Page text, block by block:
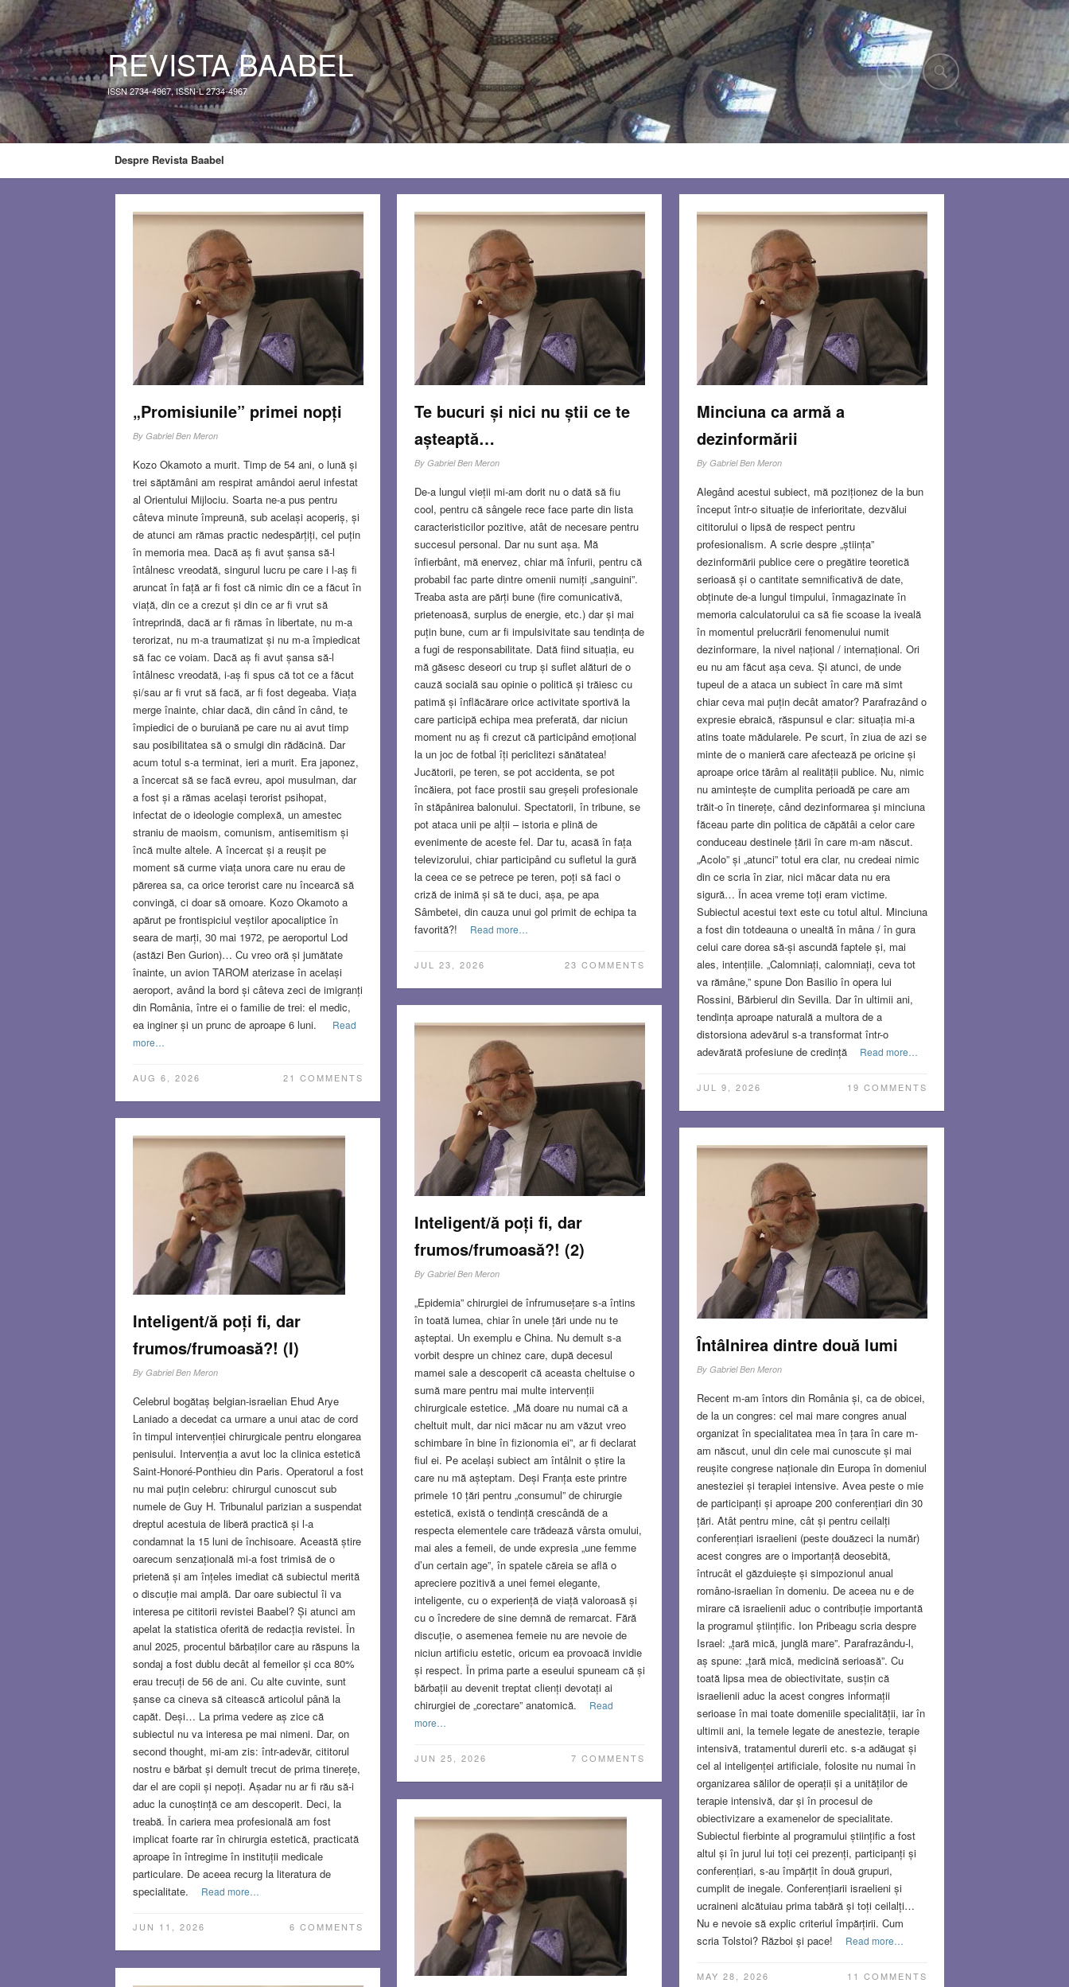
REVISTA BAABEL
ISSN 2734-4967, ISSN-L 2734-4967
Despre Revista Baabel
„Promisiunile” primei nopți
By Gabriel Ben Meron
Kozo Okamoto a murit. Timp de 54 ani, o lună și
trei săptămâni am respirat amândoi aerul infestat
al Orientului Mijlociu. Soarta ne-a pus pentru
câteva minute împreună, sub același acoperiș, și
de atunci am rămas practic nedespărțiți, cel puțin
în memoria mea. Dacă aș fi avut șansa să-l
întâlnesc vreodată, singurul lucru pe care i l-aș fi
aruncat în față ar fi fost că nimic din ce a făcut în
viață, din ce a crezut și din ce ar fi vrut să
întreprindă, dacă ar fi rămas în libertate, nu m-a
terorizat, nu m-a traumatizat și nu m-a împiedicat
să fac ce voiam. Dacă aș fi avut șansa să-l
întâlnesc vreodată, i-aș fi spus că tot ce a făcut
și/sau ar fi vrut să facă, ar fi fost degeaba. Viața
merge înainte, chiar dacă, din când în când, te
împiedici de o buruiană pe care nu ai avut timp
sau posibilitatea să o smulgi din rădăcină. Dar
acum totul s-a terminat, ieri a murit. Era japonez,
a încercat să se facă evreu, apoi musulman, dar
a fost și a rămas același terorist psihopat,
infectat de o ideologie complexă, un amestec
straniu de maoism, comunism, antisemitism și
încă multe altele. A încercat și a reușit pe
moment să curme viața unora care nu erau de
părerea sa, ca orice terorist care nu încearcă să
convingă, ci doar să omoare. Kozo Okamoto a
apărut pe frontispiciul veștilor apocaliptice în
seara de marți, 30 mai 1972, pe aeroportul Lod
(astăzi Ben Gurion)… Cu vreo oră și jumătate
înainte, un avion TAROM aterizase în același
aeroport, având la bord și câteva zeci de imigranți
din România, între ei o familie de trei: el medic,
ea inginer și un prunc de aproape 6 luni.
Read
more…
AUG 6, 2026 21 COMMENTS
Te bucuri și nici nu știi ce te
așteaptă…
By Gabriel Ben Meron
De-a lungul vieții mi-am dorit nu o dată să fiu
cool, pentru că sângele rece face parte din lista
caracteristicilor pozitive, atât de necesare pentru
succesul personal. Dar nu sunt așa. Mă
înfierbânt, mă enervez, chiar mă înfurii, pentru că
probabil fac parte dintre omenii numiți „sanguini”.
Treaba asta are părți bune (fire comunicativă,
prietenoasă, surplus de energie, etc.) dar și mai
puțin bune, cum ar fi impulsivitate sau tendința de
a fugi de responsabilitate. Dată fiind situația, eu
mă găsesc deseori cu trup și suflet alături de o
cauză socială sau opinie o politică și trăiesc cu
patimă și înflăcărare orice activitate sportivă la
care participă echipa mea preferată, dar niciun
moment nu aș fi crezut că participând emoțional
la un joc de fotbal îți periclitezi sănătatea!
Jucătorii, pe teren, se pot accidenta, se pot
încăiera, pot face prostii sau greșeli profesionale
în stăpânirea balonului. Spectatorii, în tribune, se
pot ataca unii pe alții – istoria e plină de
evenimente de aceste fel. Dar tu, acasă în fața
televizorului, chiar participând cu sufletul la gură
la ceea ce se petrece pe teren, poți să faci o
criză de inimă și să te duci, așa, pe apa
Sâmbetei, din cauza unui gol primit de echipa ta
favorită?!
Read more…
JUL 23, 2026 23 COMMENTS
Minciuna ca armă a
dezinformării
By Gabriel Ben Meron
Alegând acestui subiect, mă poziționez de la bun
început într-o situație de inferioritate, dezvălui
cititorului o lipsă de respect pentru
profesionalism. A scrie despre „știința”
dezinformării publice cere o pregătire teoretică
serioasă și o cantitate semnificativă de date,
obținute de-a lungul timpului, înmagazinate în
memoria calculatorului ca să fie scoase la iveală
în momentul prelucrării fenomenului numit
dezinformare, la nivel național / internațional. Ori
eu nu am făcut așa ceva. Și atunci, de unde
tupeul de a ataca un subiect în care mă simt
chiar ceva mai puțin decât amator? Parafrazând o
expresie ebraică, răspunsul e clar: situația mi-a
atins toate mădularele. Pe scurt, în ziua de azi se
minte de o manieră care afectează pe oricine și
aproape orice tărâm al realității publice. Nu, nimic
nu amintește de cumplita perioadă pe care am
trăit-o în tinerețe, când dezinformarea și minciuna
făceau parte din politica de căpătâi a celor care
conduceau destinele țării în care m-am născut.
„Acolo” și „atunci” totul era clar, nu credeai nimic
din ce scria în ziar, nici măcar data nu era
sigură… În acea vreme toți eram victime.
Subiectul acestui text este cu totul altul. Minciuna
a fost din totdeauna o unealtă în mâna / în gura
celui care dorea să-și ascundă faptele și, mai
ales, intențiile. „Calomniați, calomniați, ceva tot
va rămâne,” spune Don Basilio în opera lui
Rossini, Bărbierul din Sevilla. Dar în ultimii ani,
tendința aproape naturală a multora de a
distorsiona adevărul s-a transformat într-o
adevărată profesiune de credință
Read more…
JUL 9, 2026 19 COMMENTS
Inteligent/ă poți fi, dar
frumos/frumoasă?! (2)
By Gabriel Ben Meron
„Epidemia” chirurgiei de înfrumusețare s-a întins
în toată lumea, chiar în unele țări unde nu te
așteptai. Un exemplu e China. Nu demult s-a
vorbit despre un chinez care, după decesul
mamei sale a descoperit că aceasta cheltuise o
sumă mare pentru mai multe intervenții
chirurgicale estetice. „Mă doare nu numai că a
cheltuit mult, dar nici măcar nu am văzut vreo
schimbare în bine în fizionomia ei”, ar fi declarat
fiul ei. Pe același subiect am întâlnit o știre la
care nu mă așteptam. Deși Franța este printre
primele 10 țări pentru „consumul” de chirurgie
estetică, există o tendință crescândă de a
respecta elementele care trădează vârsta omului,
mai ales a femeii, de unde expresia „une femme
d’un certain age”, în spatele căreia se află o
apreciere pozitivă a unei femei elegante,
inteligente, cu o experiență de viață valoroasă și
cu o încredere de sine demnă de remarcat. Fără
discuție, o asemenea femeie nu are nevoie de
niciun artificiu estetic, oricum ea provoacă invidie
și respect. În prima parte a eseului spuneam că și
bărbații au devenit treptat clienți devotați ai
chirurgiei de „corectare” anatomică.
Read
more…
JUN 25, 2026 7 COMMENTS
Inteligent/ă poți fi, dar
frumos/frumoasă?! (I)
By Gabriel Ben Meron
Celebrul bogătaș belgian-israelian Ehud Arye
Laniado a decedat ca urmare a unui atac de cord
în timpul intervenției chirurgicale pentru elongarea
penisului. Intervenția a avut loc la clinica estetică
Saint-Honoré-Ponthieu din Paris. Operatorul a fost
nu mai puțin celebru: chirurgul cunoscut sub
numele de Guy H. Tribunalul parizian a suspendat
dreptul acestuia de liberă practică și l-a
condamnat la 15 luni de închisoare. Această știre
oarecum senzațională mi-a fost trimisă de o
prietenă și am înțeles imediat că subiectul merită
o discuție mai amplă. Dar oare subiectul îi va
interesa pe cititorii revistei Baabel? Și atunci am
apelat la statistica oferită de redacția revistei. În
anul 2025, procentul bărbaților care au răspuns la
sondaj a fost dublu decât al femeilor și cca 80%
erau trecuți de 56 de ani. Cu alte cuvinte, sunt
șanse ca cineva să citească articolul până la
capăt. Deși… La prima vedere aș zice că
subiectul nu va interesa pe mai nimeni. Dar, on
second thought, mi-am zis: într-adevăr, cititorul
nostru e bărbat și demult trecut de prima tinerețe,
dar el are copii și nepoți. Așadar nu ar fi rău să-i
aduc la cunoștință ce am descoperit. Deci, la
treabă. În cariera mea profesională am fost
implicat foarte rar în chirurgia estetică, practicată
aproape în întregime în instituții medicale
particulare. De aceea recurg la literatura de
specialitate.
Read more…
JUN 11, 2026 6 COMMENTS
Întâlnirea dintre două lumi
By Gabriel Ben Meron
Recent m-am întors din România și, ca de obicei,
de la un congres: cel mai mare congres anual
organizat în specialitatea mea în țara în care m-
am născut, unul din cele mai cunoscute și mai
reușite congrese naționale din Europa în domeniul
anesteziei și terapiei intensive. Avea peste o mie
de participanți și aproape 200 conferențiari din 30
țări. Atât pentru mine, cât și pentru ceilalți
conferențiari israelieni (peste douăzeci la număr)
acest congres are o importanță deosebită,
întrucât el găzduiește și simpozionul anual
româno-israelian în domeniu. De aceea nu e de
mirare că israelienii aduc o contribuție importantă
la programul științific. Ion Pribeagu scria despre
Israel: „țară mică, junglă mare”. Parafrazându-l,
aș spune: „țară mică, medicină serioasă”. Cu
toată lipsa mea de obiectivitate, susțin că
israelienii aduc la acest congres informații
serioase în mai toate domeniile specialității, iar în
ultimii ani, la temele legate de anestezie, terapie
intensivă, tratamentul durerii etc. s-a adăugat și
cel al inteligenței artificiale, folosite nu numai în
organizarea sălilor de operații și a unităților de
terapie intensivă, dar și în procesul de
obiectivizare a examenelor de specialitate.
Subiectul fierbinte al programului științific a fost
altul și în jurul lui toți cei prezenți, participanți și
conferențiari, s-au împărțit în două grupuri,
cumplit de inegale. Conferențiarii israelieni și
ucraineni alcătuiau prima tabără și toți ceilalți…
Nu e nevoie să explic criteriul împărțirii. Cum
scria Tolstoi? Război și pace!
Read more…
MAY 28, 2026 11 COMMENTS